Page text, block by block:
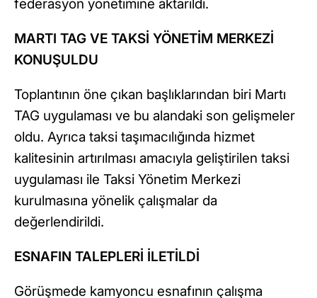
federasyon yönetimine aktarıldı.
MARTI TAG VE TAKSİ YÖNETİM MERKEZİ
KONUŞULDU
Toplantının öne çıkan başlıklarından biri Martı
TAG uygulaması ve bu alandaki son gelişmeler
oldu. Ayrıca taksi taşımacılığında hizmet
kalitesinin artırılması amacıyla geliştirilen taksi
uygulaması ile Taksi Yönetim Merkezi
kurulmasına yönelik çalışmalar da
değerlendirildi.
ESNAFIN TALEPLERİ İLETİLDİ
Görüşmede kamyoncu esnafının çalışma